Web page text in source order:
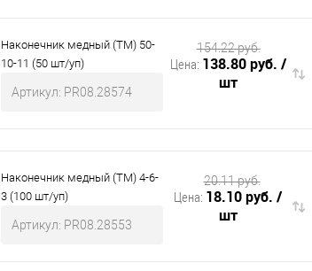
Наконечник медный (ТМ) 50-
10-11 (50 шт/уп)
Артикул: PR08.28574
Цена: 138.80 руб. /
шт
154.22 руб.
Наконечник медный (ТМ) 4-6-
3 (100 шт/уп)
Артикул: PR08.28553
Цена: 18.10 руб. /
шт
20.11 руб.